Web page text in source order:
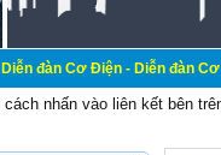
Điện - Diễn đàn Cơ điện là
cách nhấn vào liên kết bên